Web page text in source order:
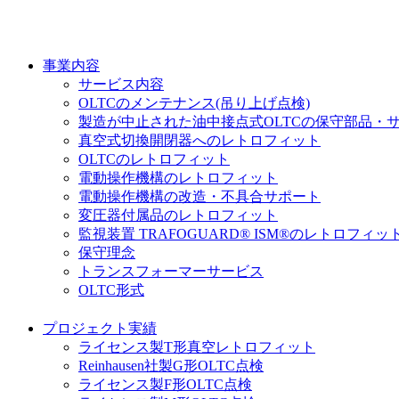
事業内容
サービス内容
OLTCのメンテナンス(吊り上げ点検)
製造が中止された油中接点式OLTCの保守部品・
真空式切換開閉器へのレトロフィット
OLTCのレトロフィット
電動操作機構のレトロフィット
電動操作機構の改造・不具合サポート
変圧器付属品のレトロフィット
監視装置 TRAFOGUARD® ISM®のレトロフィット
保守理念
トランスフォーマーサービス
OLTC形式
プロジェクト実績
ライセンス製T形真空レトロフィット
Reinhausen社製G形OLTC点検
ライセンス製F形OLTC点検